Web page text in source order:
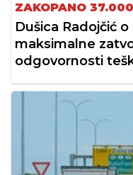
ZAKOPANO
Dušica Radojčić
maksimalne
odgovornosti